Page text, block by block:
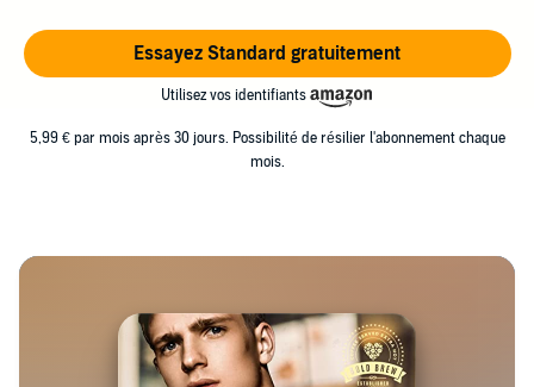
Essayez Standard gratuitement
Utilisez vos identifiants
5,99 € par mois après 30 jours. Possibilité de résilier l'abonnement chaque
mois.